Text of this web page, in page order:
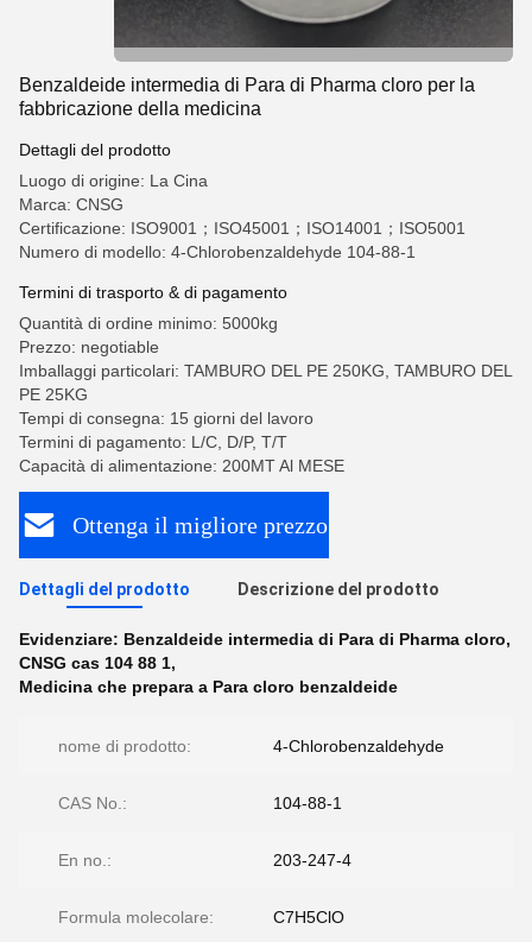
Benzaldeide intermedia di Para di Pharma cloro per la
fabbricazione della medicina
Dettagli del prodotto
Luogo di origine: La Cina
Marca: CNSG
Certificazione: ISO9001；ISO45001；ISO14001；ISO5001
Numero di modello: 4-Chlorobenzaldehyde 104-88-1
Termini di trasporto & di pagamento
Quantità di ordine minimo: 5000kg
Prezzo: negotiable
Imballaggi particolari: TAMBURO DEL PE 250KG, TAMBURO DEL
PE 25KG
Tempi di consegna: 15 giorni del lavoro
Termini di pagamento: L/C, D/P, T/T
Capacità di alimentazione: 200MT Al MESE
Ottenga il migliore prezzo
Dettagli del prodotto Descrizione del prodotto
Evidenziare: Benzaldeide intermedia di Para di Pharma cloro,
CNSG cas 104 88 1,
Medicina che prepara a Para cloro benzaldeide
nome di prodotto: 4-Chlorobenzaldehyde
CAS No.: 104-88-1
En no.: 203-247-4
Formula molecolare: C7H5ClO